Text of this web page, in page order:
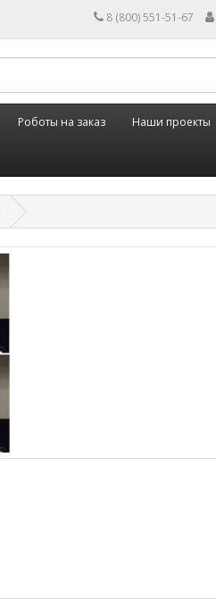
8 (800) 551-51-67
Роботы на заказ Наши проекты